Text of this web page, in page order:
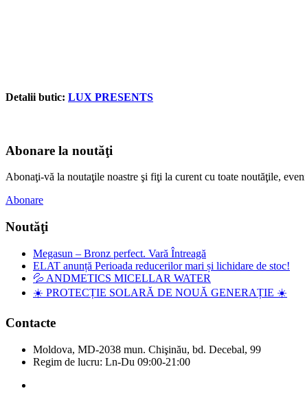
Detalii butic: LUX PRESENTS
Abonare la noutăţi
Abonaţi-vă la noutaţile noastre şi fiţi la curent cu toate noutăţile,
Abonare
Noutăţi
Megasun – Bronz perfect. Vară Întreagă
ELAT anunță Perioada reducerilor mari și lichidare de stoc!
💦 ANDMETICS MICELLAR WATER
☀️ PROTECȚIE SOLARĂ DE NOUĂ GENERAȚIE ☀️
Contacte
Moldova, MD-2038 mun. Chişinău, bd. Decebal, 99
Regim de lucru: Ln-Du 09:00-21:00